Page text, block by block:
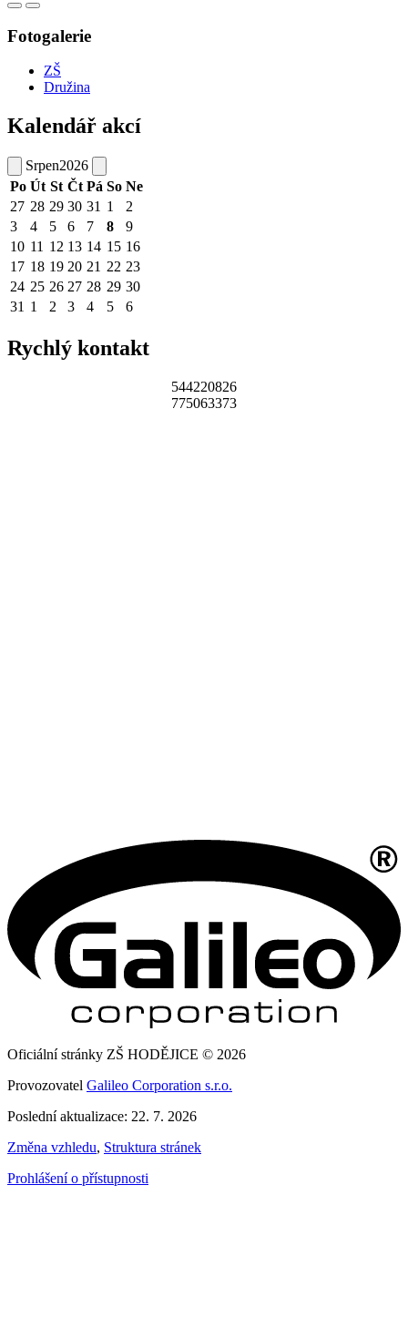
Fotogalerie
ZŠ
Družina
Kalendář akcí
Srpen2026
Po Út St Čt Pá So Ne
27 28 29 30 31 1
2
3
4 5 6 7 8
9
10 11 12 13 14 15 16
17 18 19 20 21 22 23
24 25 26 27 28 29 30
31 1 2 3 4 5 6
Rychlý kontakt
544220826
775063373
Oficiální stránky ZŠ HODĚJICE © 2026
Provozovatel Galileo Corporation s.r.o.
Poslední aktualizace: 22. 7. 2026
Změna vzhledu, Struktura stránek
Prohlášení o přístupnosti